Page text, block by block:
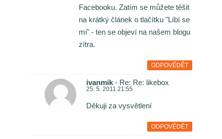
Facebooku. Zatím se můžete těšit
na krátký článek o tlačítku "Líbí se
mi" - ten se objeví na našem blogu
zítra.
ODPOVĚDĚT
ivanmik - Re: Re: likebox
25. 5. 2011 21:55
Děkuji za vysvětlení
ODPOVĚDĚT